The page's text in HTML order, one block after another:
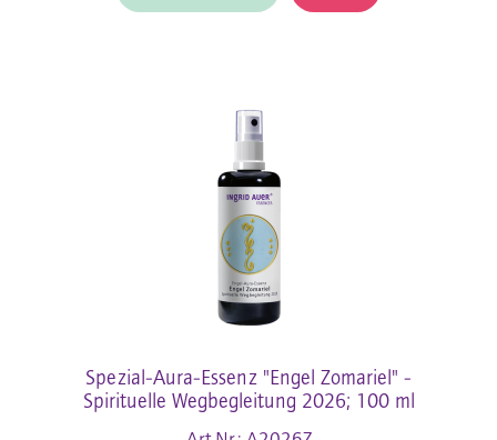
Spezial-Aura-Essenz "Engel Zomariel" -
Spirituelle Wegbegleitung 2026; 100 ml